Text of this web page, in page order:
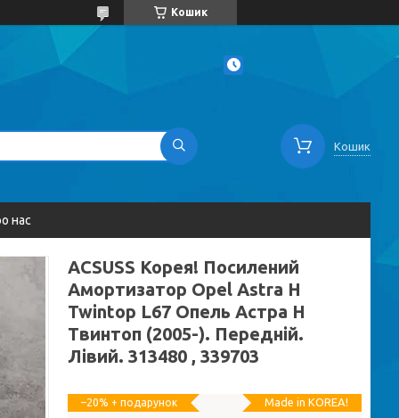
Кошик
Кошик
нас
ACSUSS Корея! Посилений
Амортизатор Opel Astra H
Twintop L67 Опель Астра H
Твинтоп (2005-). Передній.
Лівий. 313480 , 339703
Made in KOREA!
–20%